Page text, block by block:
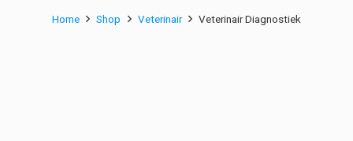
Home Shop Veterinair Veterinair Diagnostiek